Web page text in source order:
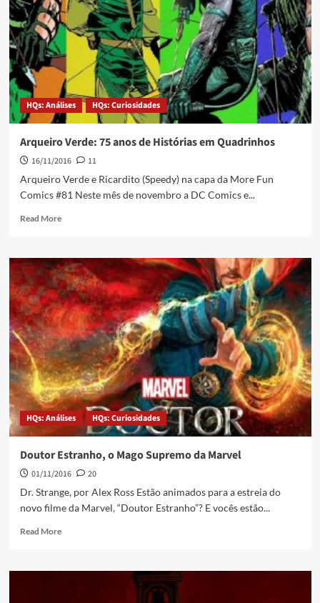
HQs: Análises HQs: Curiosidades
Arqueiro Verde: 75 anos de Histórias em Quadrinhos
16/11/2016
11
Arqueiro Verde e Ricardito (Speedy) na capa da More Fun
Comics #81 Neste mês de novembro a DC Comics e...
Read More
HQs: Análises HQs: Curiosidades
Doutor Estranho, o Mago Supremo da Marvel
01/11/2016
20
Dr. Strange, por Alex Ross Estão animados para a estreia do
novo filme da Marvel, “Doutor Estranho”? E vocês estão...
Read More